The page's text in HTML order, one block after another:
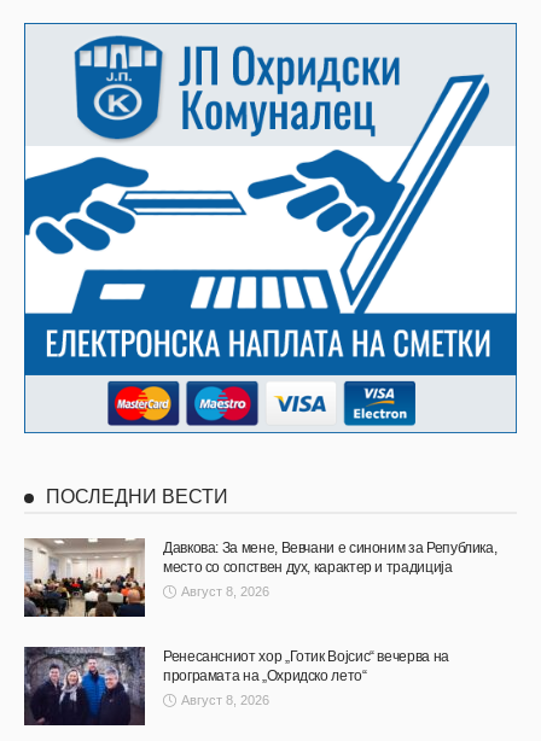
ПОСЛЕДНИ ВЕСТИ
Давкова: За мене, Вевчани е синоним за Република,
место со сопствен дух, карактер и традиција
Август 8, 2026
Ренесансниот хор „Готик Војсис“ вечерва на
програмата на „Охридско лето“
Август 8, 2026